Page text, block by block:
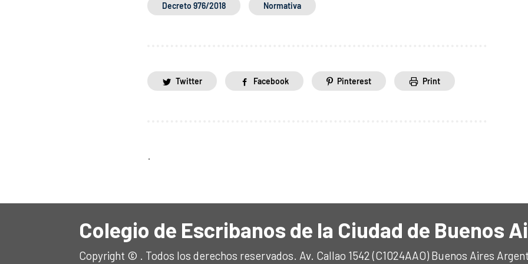
Decreto 976/2018 Normativa
Twitter Facebook Pinterest Print
.
Colegio de Escribanos de la Ciudad de Buenos
Copyright © . Todos los derechos reservados. Av. Callao 1542 (C1024AAO) Buenos Aires